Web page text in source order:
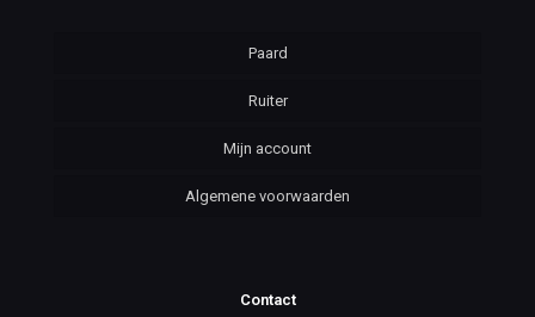
Paard
Ruiter
Mijn account
Algemene voorwaarden
Contact